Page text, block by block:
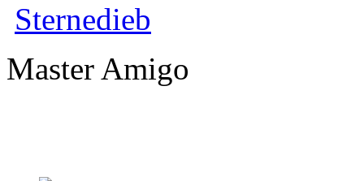
Sternedieb
Master Amigo